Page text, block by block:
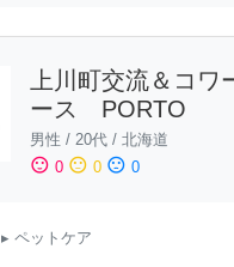
上川町交流＆コワ
ース PORTO
男性 / 20代 / 北海道
sentiment_satisfied 0 sentiment_neutral 0 sentiment_dissatisfied 0
▸ ペットケア